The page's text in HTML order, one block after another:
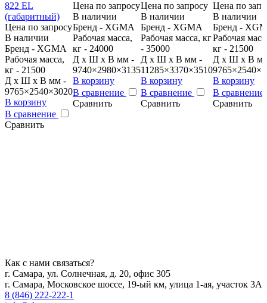
Цена по запросу
В наличии
Бренд - XGMA
Рабочая масса,
кг - 21500
Д x Ш x В мм -
9765×2540×3020
В корзину
В сравнение
Сравнить
Цена по запросу
В наличии
Бренд - XGMA
Рабочая масса,
кг - 24000
Д x Ш x В мм -
9740×2980×3135
В корзину
В сравнение
Сравнить
Цена по запросу
В наличии
Бренд - XGMA
Рабочая масса, кг
- 35000
Д x Ш x В мм -
11285×3370×3510
В корзину
В сравнение
Сравнить
Цена по
В наличии
Бренд -
Рабочая
кг - 21500
Д x Ш x В
В корзину
В сравнение
Сравнить
Как с нами связаться?
г. Самара, ул. Солнечная, д. 20, офис 305
г. Самара, Московское шоссе, 19-ый км, улица 1-ая, участок 3А
8 (846) 222-222-1